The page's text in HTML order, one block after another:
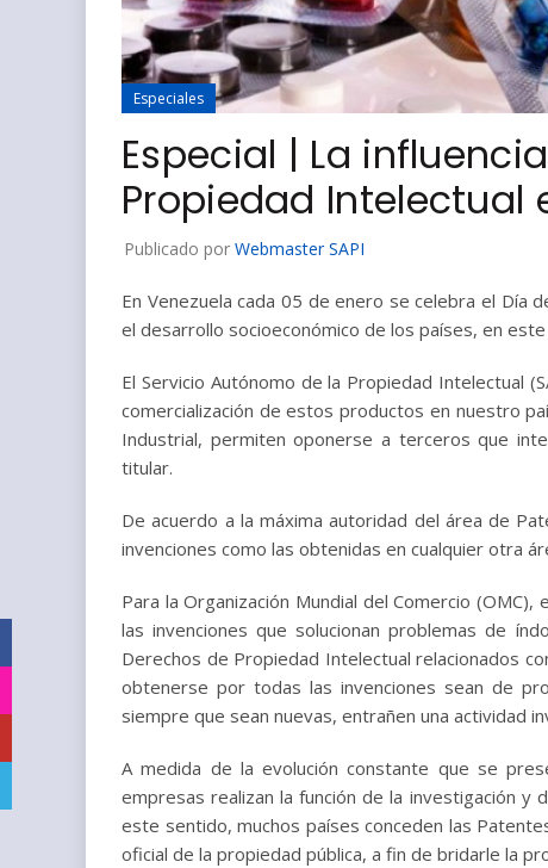
Especiales
Especial | La
Propiedad
Publicado por Webmaster SAPI
En Venezuela cada 05 de enero se celebra el Día
el desarrollo socioeconómico de los países, en
El Servicio Autónomo de la Propiedad Intelectual
comercialización de estos productos en nuestro
Industrial, permiten oponerse a terceros que
titular.
De acuerdo a la máxima autoridad del área de
invenciones como las obtenidas en cualquier otra
Para la Organización Mundial del Comercio
las invenciones que solucionan problemas de
Derechos de Propiedad Intelectual relacionados
obtenerse por todas las invenciones sean de
siempre que sean nuevas, entrañen una actividad
A medida de la evolución constante que se
empresas realizan la función de la investigación
este sentido, muchos países conceden las
oficial de la propiedad pública, a fin de bridarle la